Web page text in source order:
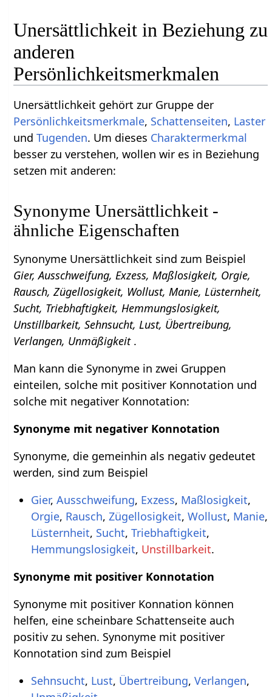
Unersättlichkeit in Beziehung zu
anderen
Persönlichkeitsmerkmalen
Unersättlichkeit gehört zur Gruppe der
Persönlichkeitsmerkmale, Schattenseiten, Laster
undTugenden. Um dieses Charaktermerkmal
besser zu verstehen, wollen wir es in Beziehung
setzen mit anderen:
Synonyme Unersättlichkeit -
ähnliche Eigenschaften
Synonyme Unersättlichkeit sind zum Beispiel
Gier, Ausschweifung, Exzess, Maßlosigkeit, Orgie,
Rausch, Zügellosigkeit, Wollust, Manie, Lüsternheit,
Sucht, Triebhaftigkeit, Hemmungslosigkeit,
Unstillbarkeit, Sehnsucht, Lust, Übertreibung,
Verlangen, Unmäßigkeit .
Man kann die Synonyme in zwei Gruppen
einteilen, solche mit positiver Konnotation und
solche mit negativer Konnotation:
Synonyme mit negativer Konnotation
Synonyme, die gemeinhin als negativ gedeutet
werden, sind zum Beispiel
Gier, Ausschweifung, Exzess, Maßlosigkeit,
Orgie, Rausch, Zügellosigkeit, Wollust, Manie,
Lüsternheit, Sucht, Triebhaftigkeit,
Hemmungslosigkeit, Unstillbarkeit.
Synonyme mit positiver Konnotation
Synonyme mit positiver Konnation können
helfen, eine scheinbare Schattenseite auch
positiv zu sehen. Synonyme mit positiver
Konnotation sind zum Beispiel
Sehnsucht, Lust, Übertreibung, Verlangen,